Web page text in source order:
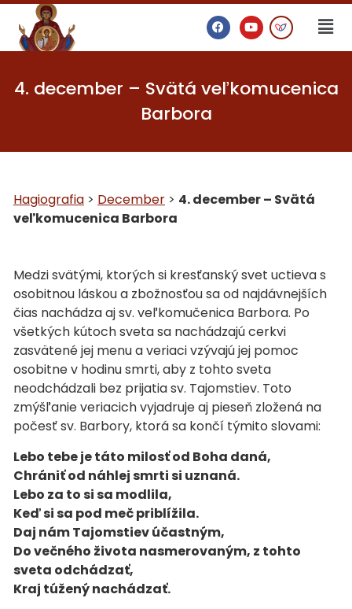
4. december – Svätá veľkomucenica
Barbora
Hagiografia > December > 4. december – Svätá
veľkomucenica Barbora
Medzi svätými, ktorých si kresťanský svet uctieva s
osobitnou láskou a zbožnosťou sa od najdávnejších
čias nachádza aj sv. veľkomučenica Barbora. Po
všetkých kútoch sveta sa nachádzajú cerkvi
zasvätené jej menu a veriaci vzývajú jej pomoc
osobitne v hodinu smrti, aby z tohto sveta
neodchádzali bez prijatia sv. Tajomstiev. Toto
zmýšľanie veriacich vyjadruje aj pieseň zložená na
počesť sv. Barbory, ktorá sa končí týmito slovami:
Lebo tebe je táto milosť od Boha daná,
Chrániť od náhlej smrti si uznaná.
Lebo za to si sa modlila,
Keď si sa pod meč priblížila.
Daj nám Tajomstiev účastným,
Do večného života nasmerovaným, z tohto
sveta odchádzať,
Kraj túžený nachádzať.